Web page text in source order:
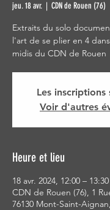
jeu. 18 avr.
  |
CDN de Rouen (76)
Extraits du solo
l'art de se plier en 4
midis du CDN de Rouen
Les inscriptions
Voir d'autres
Heure et lieu
18 avr. 2024, 12:00 – 13:30
CDN de Rouen (76), 1
76130 Mont-Saint-